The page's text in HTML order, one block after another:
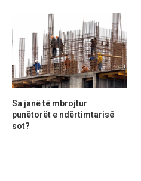
Sa janë të mbrojtur
punëtorët e ndërtimtarisë
sot?